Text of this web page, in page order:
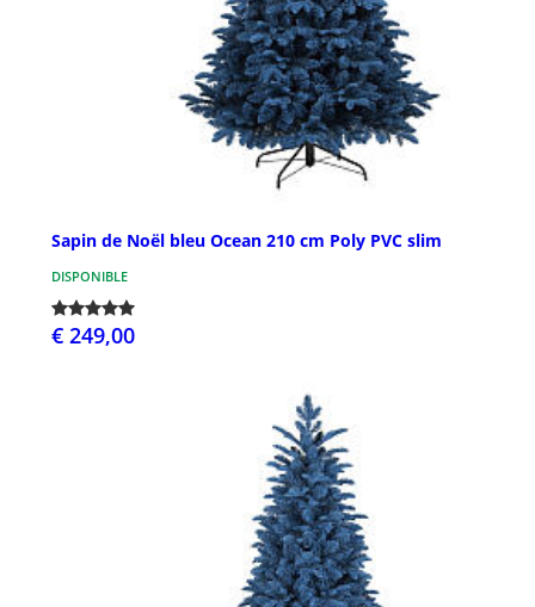
Sapin de Noël bleu Ocean 210 cm Poly PVC slim
DISPONIBLE
€ 249,00